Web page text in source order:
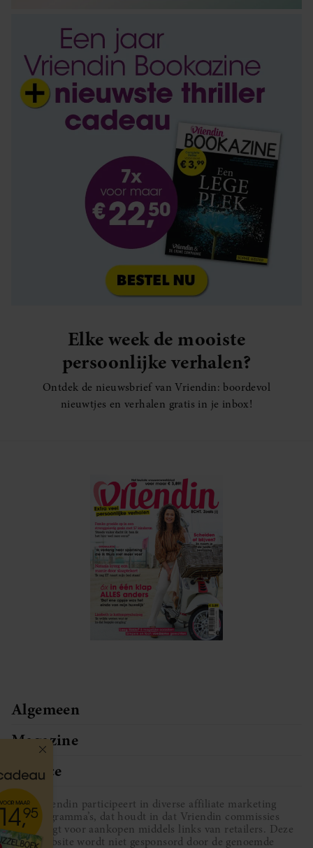
Elke week de mooiste
persoonlijke verhalen?
Ontdek de nieuwsbrief van Vriendin: boordevol
nieuwtjes en verhalen gratis in je inbox!
Algemeen
Magazine
Service
Vriendin participeert in diverse affiliate marketing
programma’s, dat houdt in dat Vriendin commissies
ontvangt voor aankopen middels links van retailers. Deze
website wordt niet gesponsord door de genoemde